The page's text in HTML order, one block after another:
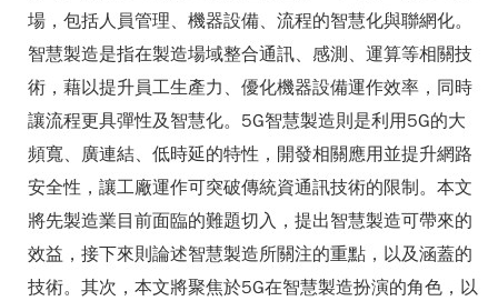
場，包括人員管理、機器設備、流程的智慧化與聯網化。
智慧製造是指在製造場域整合通訊、感測、運算等相關技
術，藉以提升員工生產力、優化機器設備運作效率，同時
讓流程更具彈性及智慧化。5G智慧製造則是利用5G的大
頻寬、廣連結、低時延的特性，開發相關應用並提升網路
安全性，讓工廠運作可突破傳統資通訊技術的限制。本文
將先製造業目前面臨的難題切入，提出智慧製造可帶來的
效益，接下來則論述智慧製造所關注的重點，以及涵蓋的
技術。其次，本文將聚焦於5G在智慧製造扮演的角色，以